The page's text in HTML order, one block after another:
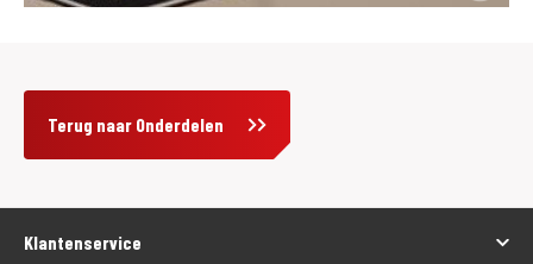
Terug naar Onderdelen
Klantenservice